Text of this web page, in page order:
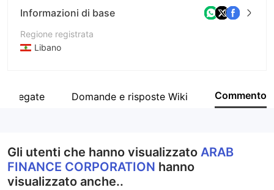
Informazioni di base
Regione registrata
Libano
Azienda
Domande e risposte Wiki Commento
Gli utenti che hanno visualizzato ARAB
FINANCE CORPORATION hanno
visualizzato anche..